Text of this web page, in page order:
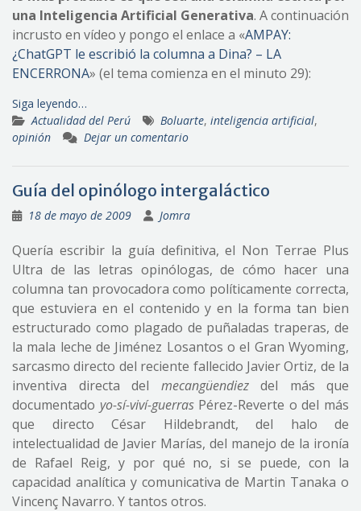
una Inteligencia Artificial Generativa. A continuación
incrusto en vídeo y pongo el enlace a «AMPAY:
¿ChatGPT le escribió la columna a Dina? – LA
ENCERRONA» (el tema comienza en el minuto 29):
Siga leyendo…
Actualidad del Perú
Boluarte, inteligencia artificial,
opinión
Dejar un comentario
Guía del opinólogo intergaláctico
18 de mayo de 2009 Jomra
Quería escribir la guía definitiva, el Non Terrae Plus
Ultra de las letras opinólogas, de cómo hacer una
columna tan provocadora como políticamente correcta,
que estuviera en el contenido y en la forma tan bien
estructurado como plagado de puñaladas traperas, de
la mala leche de Jiménez Losantos o el Gran Wyoming,
sarcasmo directo del reciente fallecido Javier Ortiz, de la
inventiva directa del mecangüendiezdel más que
documentado yo-sí-viví-guerrasPérez-Reverte o del más
que directo César Hildebrandt, del halo de
intelectualidad de Javier Marías, del manejo de la ironía
de Rafael Reig, y por qué no, si se puede, con la
capacidad analítica y comunicativa de Martin Tanaka o
Vincenç Navarro. Y tantos otros.